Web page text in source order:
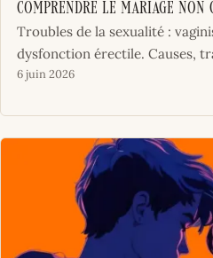
comprendre le mariage non
Troubles de la sexualité :
dysfonction érectile. Causes,
6 juin 2026